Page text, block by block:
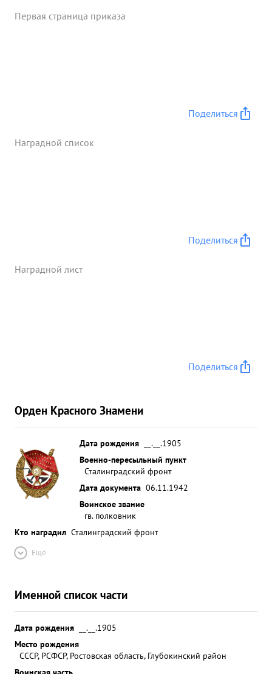
Умелой организацией обороны и ратаками, полка
Первая страница приказа
Поделиться
Наградной список
Поделиться
Наградной лист
Поделиться
Орден Красного Знамени
Дата рождения
__.__.1905
Военно-пересыльный пункт
Сталинградский фронт
Дата документа 06.11.1942
Воинское звание
гв. полковник
Кто наградил Сталинградский фронт
Ещё
Именной список части
Дата рождения
__.__.1905
Место рождения
СССР, РСФСР, Ростовская область, Глубокинский район